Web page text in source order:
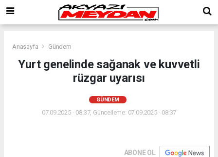
Anasayfa Gündem
Yurt genelinde sağanak ve kuvvetli
rüzgar uyarısı
GÜNDEM
07.09.2025 - 08:37, Güncelleme: 07.09.2025 - 08:37
ABONE OL